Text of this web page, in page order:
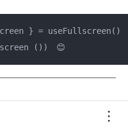
} = useFullscreen()
())　😊